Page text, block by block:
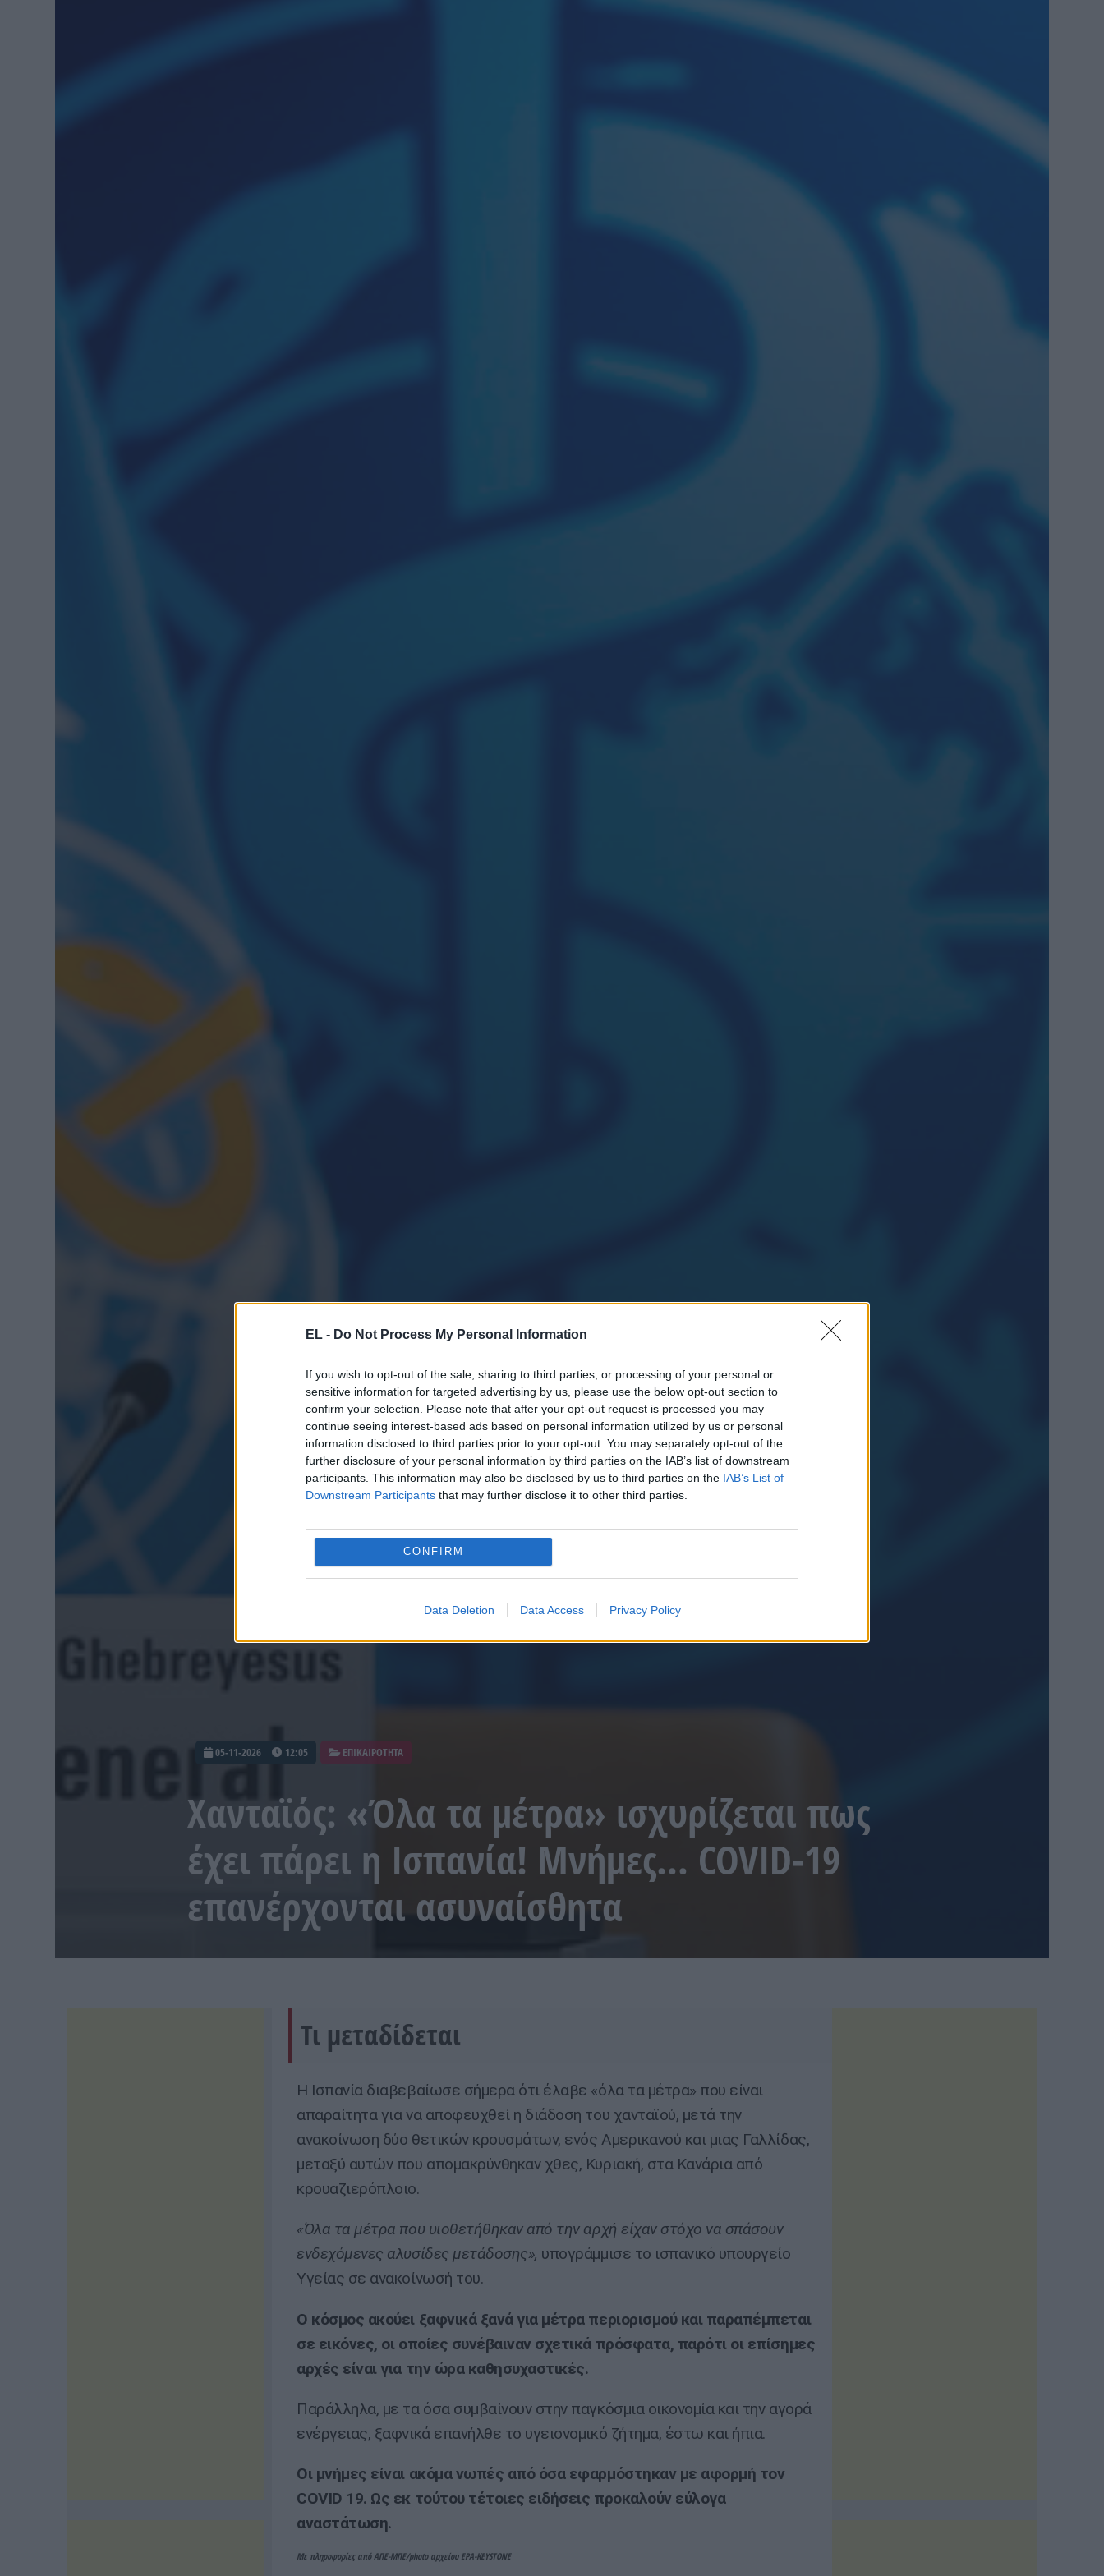
EL - Do Not Process My Personal Information
If you wish to opt-out of the sale, sharing to third parties, or processing of your personal or
sensitive information for targeted advertising by us, please use the below opt-out section to
confirm your selection. Please note that after your opt-out request is processed you may
continue seeing interest-based ads based on personal information utilized by us or personal
information disclosed to third parties prior to your opt-out. You may separately opt-out of the
further disclosure of your personal information by third parties on the IAB’s list of downstream
participants. This information may also be disclosed by us to third parties on the IAB’s List of
Downstream Participants that may further disclose it to other third parties.
CONFIRM
Data Deletion Data Access Privacy Policy
05-11-2026 12:05 ΕΠΙΚΑΙΡΟΤΗΤΑ
Χανταϊός: «Όλα τα μέτρα» ισχυρίζεται πως
έχει πάρει η Ισπανία! Μνήμες… COVID-19
επανέρχονται ασυναίσθητα
Τι μεταδίδεται
Η Ισπανία διαβεβαίωσε σήμερα ότι έλαβε «όλα τα μέτρα» που είναι
απαραίτητα για να αποφευχθεί η διάδοση του χανταϊού, μετά την
ανακοίνωση δύο θετικών κρουσμάτων, ενός Αμερικανού και μιας Γαλλίδας,
μεταξύ αυτών που απομακρύνθηκαν χθες, Κυριακή, στα Κανάρια από
κρουαζιερόπλοιο.
«Όλα τα μέτρα που υιοθετήθηκαν από την αρχή είχαν στόχο να σπάσουν
ενδεχόμενες αλυσίδες μετάδοσης», υπογράμμισε το ισπανικό υπουργείο
Υγείας σε ανακοίνωσή του.
Ο κόσμος ακούει ξαφνικά ξανά για μέτρα περιορισμού και παραπέμπεται
σε εικόνες, οι οποίες συνέβαιναν σχετικά πρόσφατα, παρότι οι επίσημες
αρχές είναι για την ώρα καθησυχαστικές.
Παράλληλα, με τα όσα συμβαίνουν στην παγκόσμια οικονομία και την αγορά
ενέργειας, ξαφνικά επανήλθε το υγειονομικό ζήτημα, έστω και ήπια.
Οι μνήμες είναι ακόμα νωπές από όσα εφαρμόστηκαν με αφορμή τον
COVID 19. Ως εκ τούτου τέτοιες ειδήσεις προκαλούν εύλογα
αναστάτωση.
Με πληροφορίες από ΑΠΕ-ΜΠΕ/photo αρχείου EPA-KEYSTONE